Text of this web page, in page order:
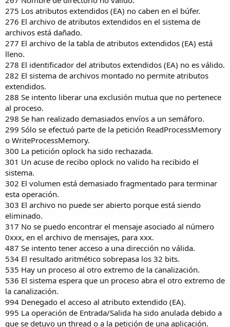
275 Los atributos extendidos (EA) no caben en el búfer.
276 El archivo de atributos extendidos en el sistema de
archivos está dañado.
277 El archivo de la tabla de atributos extendidos (EA) está
lleno.
278 El identificador del atributos extendidos (EA) no es válido.
282 El sistema de archivos montado no permite atributos
extendidos.
288 Se intento liberar una exclusión mutua que no pertenece
al proceso.
298 Se han realizado demasiados envíos a un semáforo.
299 Sólo se efectuó parte de la petición ReadProcessMemory
o WriteProcessMemory.
300 La petición oplock ha sido rechazada.
301 Un acuse de recibo oplock no valido ha recibido el
sistema.
302 El volumen está demasiado fragmentado para terminar
esta operación.
303 El archivo no puede ser abierto porque está siendo
eliminado.
317 No se puedo encontrar el mensaje asociado al número
0xxx, en el archivo de mensajes, para xxx.
487 Se intento tener acceso a una dirección no válida.
534 El resultado aritmético sobrepasa los 32 bits.
535 Hay un proceso al otro extremo de la canalización.
536 El sistema espera que un proceso abra el otro extremo de
la canalización.
994 Denegado el acceso al atributo extendido (EA).
995 La operación de Entrada/Salida ha sido anulada debido a
que se detuvo un thread o a la petición de una aplicación.